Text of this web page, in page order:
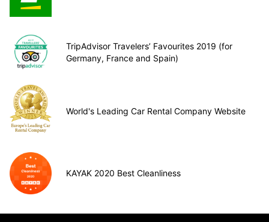
TripAdvisor Travelers’ Favourites 2019 (for
Germany, France and Spain)
World's Leading Car Rental Company Website
KAYAK 2020 Best Cleanliness